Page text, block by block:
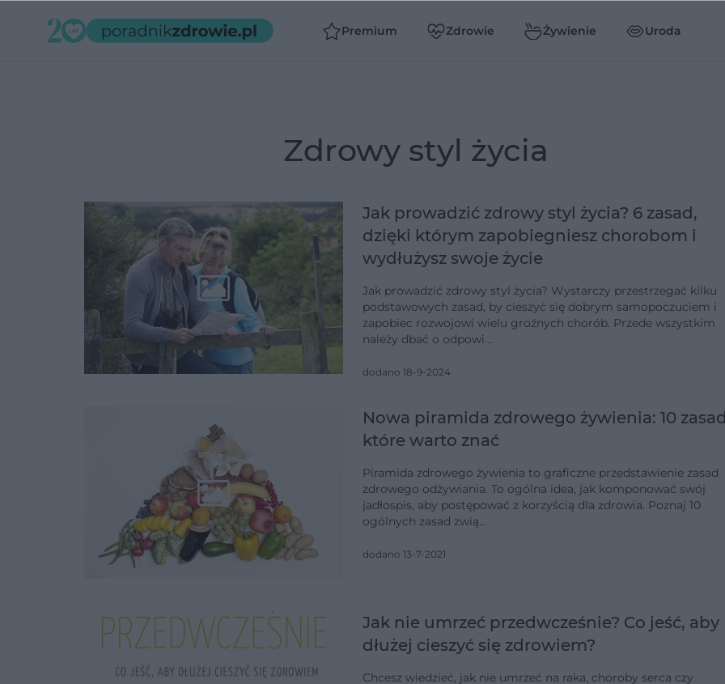
Premium Zdrowie Żywienie Uroda
zdrowy styl życia
Jak prowadzić zdrowy styl życia? 6 zasad,
dzięki którym zapobiegniesz chorobom i
wydłużysz swoje życie
Jak prowadzić zdrowy styl życia? Wystarczy przestrzegać kilku
podstawowych zasad, by cieszyć się dobrym samopoczuciem i
zapobiec rozwojowi wielu groźnych chorób. Przede wszystkim
należy dbać o odpowi…
dodano 18-9-2024
Nowa piramida zdrowego żywienia: 10
które warto znać
Piramida zdrowego żywienia to graficzne przedstawienie zasad
zdrowego odżywiania. To ogólna idea, jak komponować swój
jadłospis, aby postępować z korzyścią dla zdrowia. Poznaj 10
ogólnych zasad zwią…
dodano 13-7-2021
Jak nie umrzeć przedwcześnie? Co jeść, aby
dłużej cieszyć się zdrowiem?
Chcesz wiedzieć, jak nie umrzeć na raka, choroby serca czy